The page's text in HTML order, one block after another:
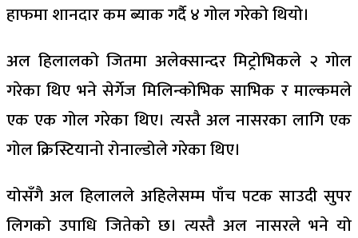
हाफमा शानदार कम ब्याक गर्दै ४ गोल गरेको थियो।
अल हिलालको जितमा अलेक्सान्दर मिट्रोभिकले २ गोल
गरेका थिए भने सेर्गेज मिलिन्कोभिक साभिक र माल्कमले
एक एक गोल गरेका थिए। त्यस्तै अल नासरका लागि एक
गोल क्रिस्टियानो रोनाल्डोले गरेका थिए।
योसँगै अल हिलालले अहिलेसम्म पाँच पटक साउदी सुपर
लिगको उपाधि जितेको छ। त्यस्तै अल नासरले भने यो